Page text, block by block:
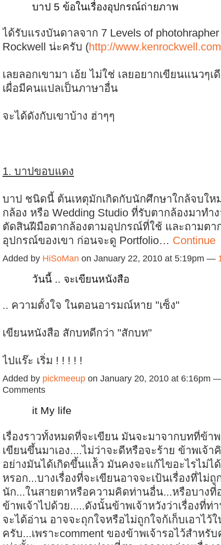
บาป 5 ข้อในเรื่องอุปกรณ์ถ่ายภาพ
ได้รับแรงบันดาลจาก 7 Levels of
Rockwell น่ะครับ (http://
เลยลอกเขามา เอ้ย ไม่ใช่ เลยอยากเขียนแนวๆเ
เผื่อมีคนแปลเป็นภาษาอื่น
จะได้ดังกับเขาบ้าง ฮ่าๆๆ
1. บาปขอบแดง
บาป ชนิดนี้ ต้นเหตุมักเกิดกับนักศึกษาใกล้จบให
กล้อง หรือ Wedding Studio ที่รับตากล้องมาทำ
ตัดสินฝีมือตากล้องตามอุปกรณ์ที่ใช้ และถามตาก
อุปกรณ์ของเขา ก่อนจะดู Portfolio… Continue
Added by HiSoMan on January 22, 2010 at 5:19pm —
วันนี้ .. จะเขียนหนังสือ
.. ความตั้งใจ ในตอนอารมณ์หาย "เซ็ง"
เขียนหนังสือ สักบทดีกว่า "สักบท"
ไปแร๊ะ เริ่ม ! ! ! ! !
Added by pickmeeup on January 20, 2010 at 6:16pm
Comments
it My life
เรื่องราวทั้งหมดที่จะเขียน มันจะมาจากบทที่ข้า
เขียนขึ้นมาเอง....ไม่ว่าจะดีหรือจะร้าย ข้าพเจ้า
อย่างมันได้เกิดขึ้นแล้ัว มันคงจะแก้ไขอะไรไม่ไ
หรอก...บางเรื่องที่จะเขียนอาจจะเป้นเรื่องที่ไม่ถู
นัก...ในสายตาหรือความคิดท่านอื่น...หรือบางที่
ข้าพเจ้าไปด้วย.....ดังนั้นข้าพเจ้าหวังว่าเรื่องที่ท่
จะได้อ่าน อาจจะถุกใจหรือไม่ถูกใจก้เก็บเอาไว้
ครับ...เพราะcomment ของข้าพเจ้ารอไว้สำหรั